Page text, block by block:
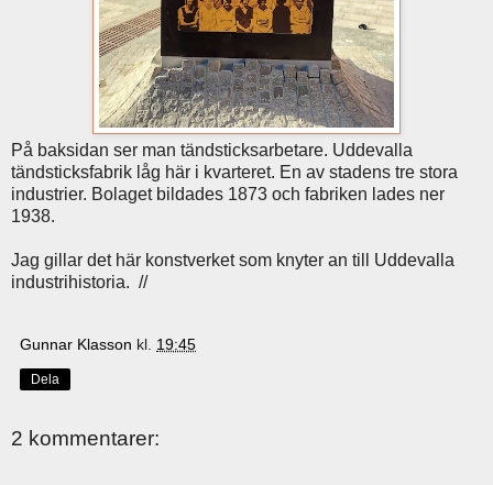
På baksidan ser man tändsticksarbetare. Uddevalla
tändsticksfabrik låg här i kvarteret. En av stadens tre stora
industrier. Bolaget bildades 1873 och fabriken lades ner
1938.
Jag gillar det här konstverket som knyter an till Uddevalla
industrihistoria. //
Gunnar Klasson kl. 19:45
Dela
2 kommentarer: